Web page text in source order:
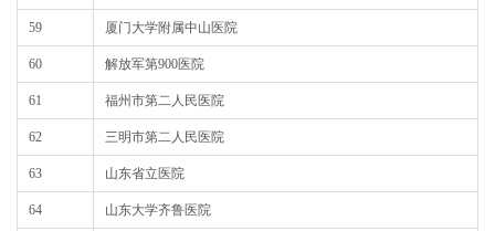
59 厦门大学附属中山医院
60 解放军第900医院
61 福州市第二人民医院
62 三明市第二人民医院
63 山东省立医院
64 山东大学齐鲁医院